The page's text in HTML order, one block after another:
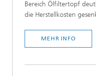
Bereich Ölfiltertopf
die Herstellkosten
MEHR INFO